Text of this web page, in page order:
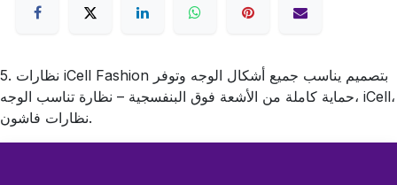
5. نظارات iCell Fashion بتصميم يناسب جميع أشكال الوجه وتوفر
حماية كاملة من الأشعة فوق البنفسجية – نظارة تناسب الوجه، iCell،
نظارات فاشون.